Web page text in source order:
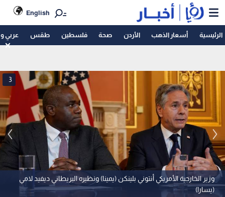
English
الرئيسية أسعار الذهب الأردن صحة فلسطين طقس عربي
وزير الخارجية الأمريكي أنتوني بلينكن (يمينا) ونظيره البريطاني ديفيد لامي
(يسارا)
3